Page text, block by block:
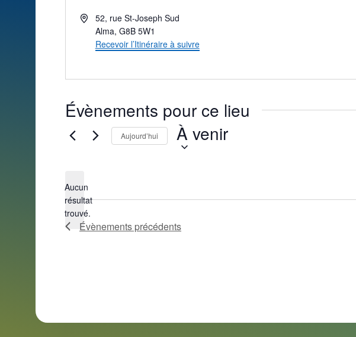
Adresse52, rue St-Joseph Sud
Alma, G8B 5W1
Recevoir l’Itinéraire à suivre
Évènements pour ce lieu
Notice
Aucun
résultat
trouvé.
Aujourd’hui À venir
Évènements précédents